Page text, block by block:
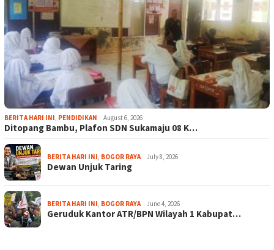
BERITA HARI INI PENDIDIKAN August 6, 2026
Ditopang Bambu, Plafon SDN Sukamaju 08 K…
BERITA HARI INI BOGOR RAYA July 8, 2026
Dewan Unjuk Taring
BERITA HARI INI BOGOR RAYA June 4, 2026
Geruduk Kantor ATR/BPN Wilayah 1 Kabupat…